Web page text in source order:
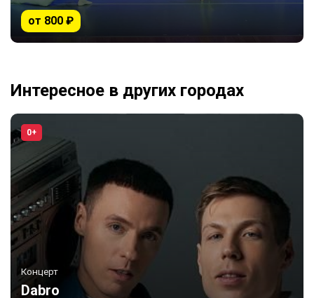
от 800 ₽
Интересное в других городах
0+
Концерт
Dabro